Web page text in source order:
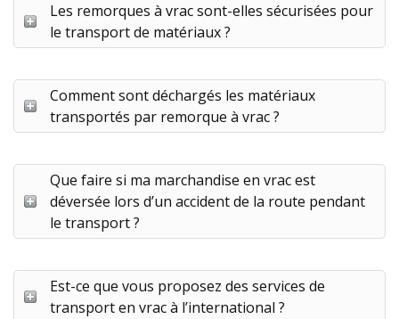
Les remorques à vrac sont-elles sécurisées pour
le transport de matériaux ?
Comment sont déchargés les matériaux
transportés par remorque à vrac ?
Que faire si ma marchandise en vrac est
déversée lors d’un accident de la route pendant
le transport ?
Est-ce que vous proposez des services de
transport en vrac à l’international ?